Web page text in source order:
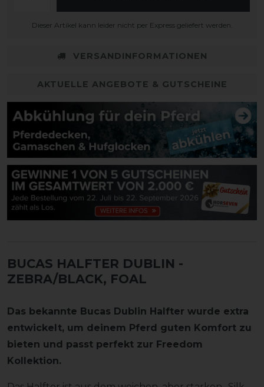
Dieser Artikel kann leider nicht per Express geliefert werden.
VERSANDINFORMATIONEN
AKTUELLE ANGEBOTE & GUTSCHEINE
BUCAS HALFTER DUBLIN -
ZEBRA/BLACK, FOAL
Das bekannte Bucas Dublin Halfter wurde extra
entwickelt, um deinem Pferd guten Komfort zu
bieten und passt perfekt zur Freedom
Kollektion.